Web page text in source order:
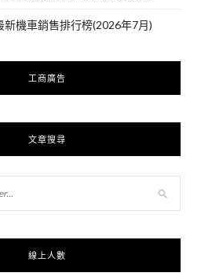
新機車銷售排行榜(2026年7月)
工商廣告
文章搜尋
線上人數